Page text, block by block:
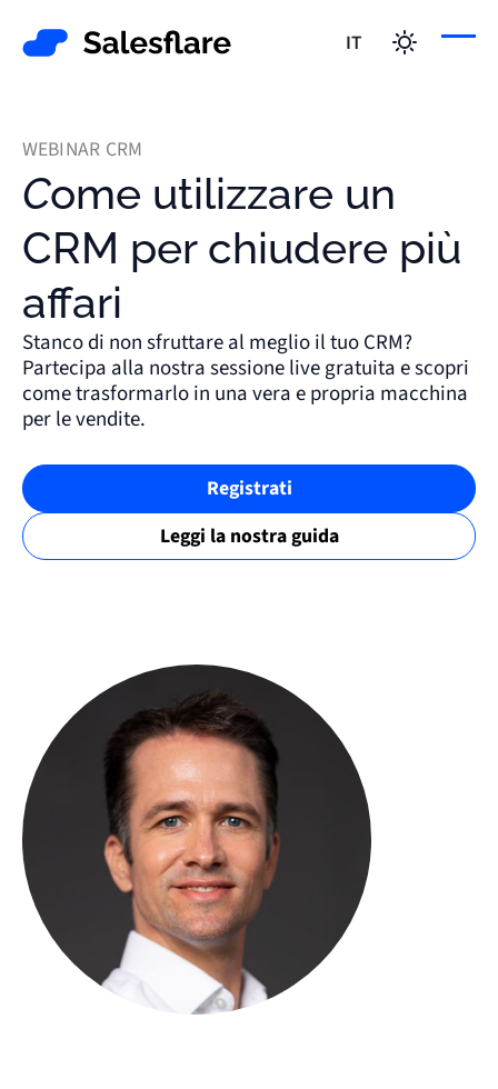
IT
WEBINAR CRM
Come utilizzare un
CRM per chiudere più
affari
Stanco di non sfruttare al meglio il tuo CRM?
Partecipa alla nostra sessione live gratuita e scopri
come trasformarlo in una vera e propria macchina
per le vendite.
Registrati
Leggi la nostra guida